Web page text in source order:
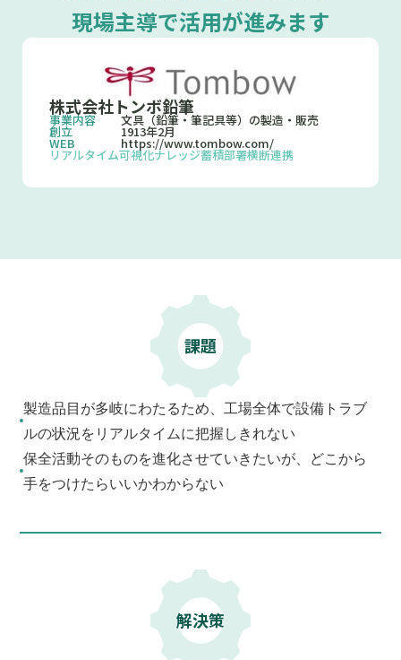
現場主導で活用が進みます
株式会社トンボ鉛筆
事業内容 文具（鉛筆・筆記具等）の製造・販売
創立 1913年2月
WEB https://www.tombow.com/
リアルタイム可視化ナレッジ蓄積部署横断連携
課題
製造品目が多岐にわたるため、工場全体で設備トラブ
ルの状況をリアルタイムに把握しきれない
保全活動そのものを進化させていきたいが、どこから
手をつけたらいいかわからない
解決策